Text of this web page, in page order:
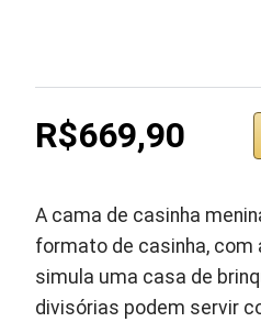
R$669,90
A cama de casinha
formato de casinha, com
simula uma casa de
divisórias podem servir